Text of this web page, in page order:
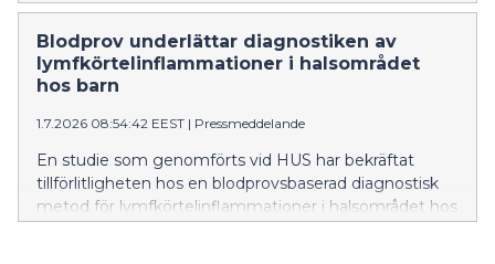
vauvamyönteistä hoitoa koko maassa.
Blodprov underlättar diagnostiken av
lymfkörtelinflammationer i halsområdet
hos barn
1.7.2026 08:54:42 EEST | Pressmeddelande
En studie som genomförts vid HUS har bekräftat
tillförlitligheten hos en blodprovsbaserad diagnostisk
metod för lymfkörtelinflammationer i halsområdet hos